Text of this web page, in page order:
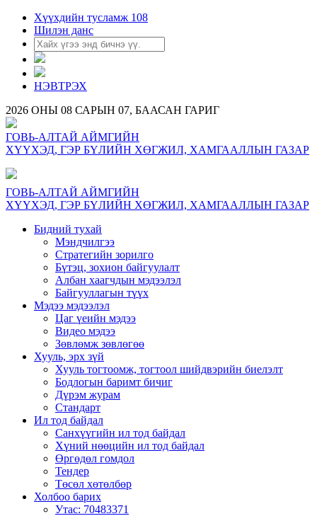
Хүүхдийн тусламж 108
Шилэн данс
НЭВТРЭХ
2026 ОНЫ 08 САРЫН 07, БААСАН ГАРИГ
ГОВЬ-АЛТАЙ АЙМГИЙН
ХҮҮХЭД, ГЭР БҮЛИЙН ХӨГЖИЛ, ХАМГААЛЛЫН ГАЗАР
ГОВЬ-АЛТАЙ АЙМГИЙН
ХҮҮХЭД, ГЭР БҮЛИЙН ХӨГЖИЛ, ХАМГААЛЛЫН ГАЗАР
Бидний тухай
Мэндчилгээ
Стратегийн зорилго
Бүтэц, зохион байгуулалт
Албан хаагчдын мэдээлэл
Байгууллагын түүх
Мэдээ мэдээлэл
Цаг үеийн мэдээ
Видео мэдээ
Зөвлөмж зөвлөгөө
Хууль, эрх зүй
Хууль тогтоомж, тогтоол шийдвэрийн биелэлт
Бодлогын баримт бичиг
Дүрэм журам
Стандарт
Ил тод байдал
Санхүүгийн ил тод байдал
Хүний нөөцийн ил тод байдал
Өргөдөл гомдол
Тендер
Төсөл хөтөлбөр
Холбоо барих
Утас: 70483371